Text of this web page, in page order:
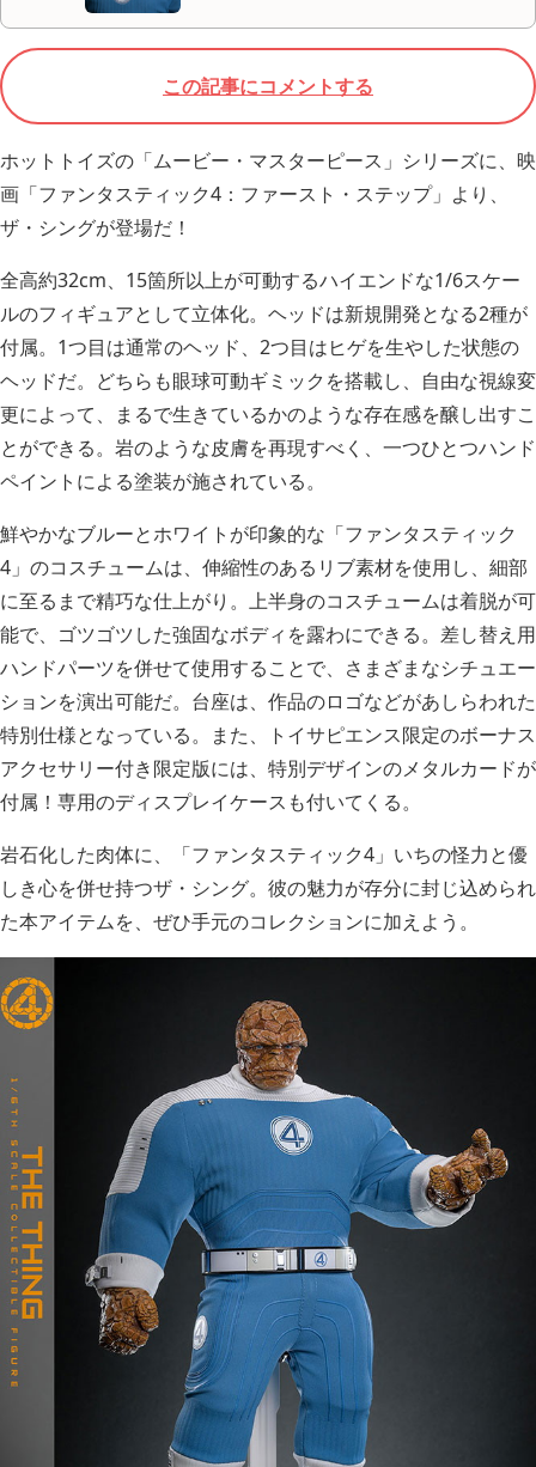
この記事にコメントする
ホットトイズの「ムービー・マスターピース」シリーズに、映
画「ファンタスティック4：ファースト・ステップ」より、
ザ・シングが登場だ！
全高約32cm、15箇所以上が可動するハイエンドな1/6スケー
ルのフィギュアとして立体化。ヘッドは新規開発となる2種が
付属。1つ目は通常のヘッド、2つ目はヒゲを生やした状態の
ヘッドだ。どちらも眼球可動ギミックを搭載し、自由な視線変
更によって、まるで生きているかのような存在感を醸し出すこ
とができる。岩のような皮膚を再現すべく、一つひとつハンド
ペイントによる塗装が施されている。
鮮やかなブルーとホワイトが印象的な「ファンタスティック
4」のコスチュームは、伸縮性のあるリブ素材を使用し、細部
に至るまで精巧な仕上がり。上半身のコスチュームは着脱が可
能で、ゴツゴツした強固なボディを露わにできる。差し替え用
ハンドパーツを併せて使用することで、さまざまなシチュエー
ションを演出可能だ。台座は、作品のロゴなどがあしらわれた
特別仕様となっている。また、トイサピエンス限定のボーナス
アクセサリー付き限定版には、特別デザインのメタルカードが
付属！専用のディスプレイケースも付いてくる。
岩石化した肉体に、「ファンタスティック4」いちの怪力と優
しき心を併せ持つザ・シング。彼の魅力が存分に封じ込められ
た本アイテムを、ぜひ手元のコレクションに加えよう。